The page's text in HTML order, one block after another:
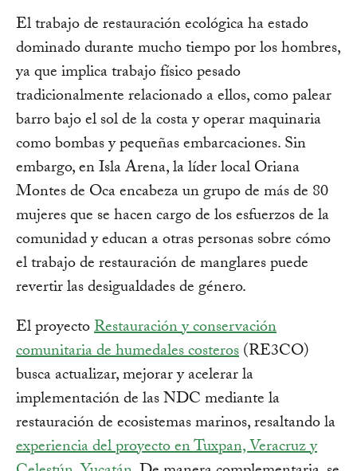
El trabajo de restauración ecológica ha estado
dominado durante mucho tiempo por los hombres,
ya que implica trabajo físico pesado
tradicionalmente relacionado a ellos, como palear
barro bajo el sol de la costa y operar maquinaria
como bombas y pequeñas embarcaciones. Sin
embargo, en Isla Arena, la líder local Oriana
Montes de Oca encabeza un grupo de más de 80
mujeres que se hacen cargo de los esfuerzos de la
comunidad y educan a otras personas sobre cómo
el trabajo de restauración de manglares puede
revertir las desigualdades de género.
El proyectoRestauración y conservación
comunitaria de humedales costeros(RE3CO)
busca actualizar, mejorar y acelerar la
implementación de las NDC mediante la
restauración de ecosistemas marinos, resaltando la
experiencia del proyecto en Tuxpan, Veracruz y